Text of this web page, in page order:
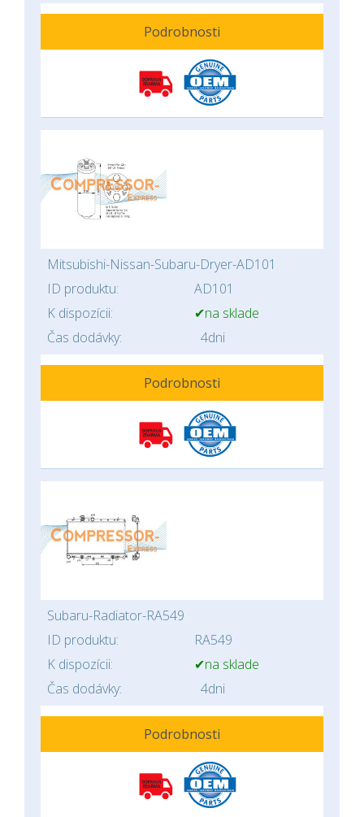
Podrobnosti
Mitsubishi-Nissan-Subaru-Dryer-AD101
ID produktu:
AD101
K dispozícii:
✔na sklade
Čas dodávky:
4dni
Podrobnosti
Subaru-Radiator-RA549
ID produktu:
RA549
K dispozícii:
✔na sklade
Čas dodávky:
4dni
Podrobnosti